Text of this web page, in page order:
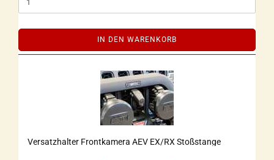
IN DEN WARENKORB
Versatzhalter Frontkamera AEV EX/RX Stoßstange